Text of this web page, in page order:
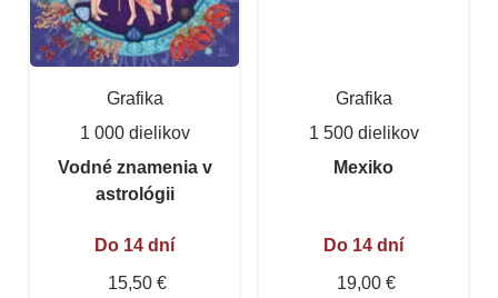
Grafika
1 000 dielikov
Vodné znamenia v
astrológii
Do 14 dní
15,50 €
Grafika
1 500 dielikov
Mexiko
Do 14 dní
19,00 €